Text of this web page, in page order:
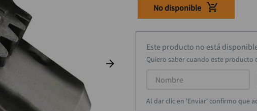
No disponible
Este producto no está
Quiero saber cuando este producto
Al dar clic en 'Enviar' confirmo que
9